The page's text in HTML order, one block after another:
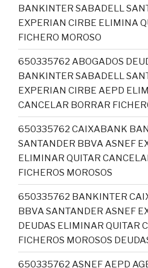
BANKINTER SABADELL
EXPERIAN CIRBE ELIMINA
FICHERO MOROSO
650335762 ABOGADOS
BANKINTER SABADELL
EXPERIAN CIRBE AEPD
CANCELAR BORRAR
650335762 CAIXABANK
SANTANDER BBVA ASNEF
ELIMINAR QUITAR
FICHEROS MOROSOS
650335762 BANKINTER
BBVA SANTANDER ASNEF
DEUDAS ELIMINAR QUITAR
FICHEROS MOROSOS
650335762 ASNEF AEPD